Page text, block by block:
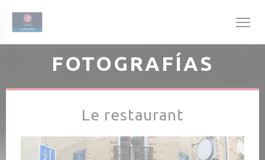
FOTOGRAFÍAS
Le restaurant